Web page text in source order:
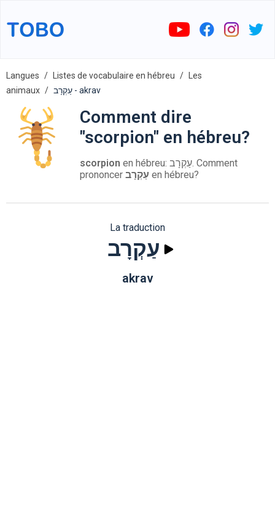
Langues Listes de vocabulaire en hébreu
Les
animaux
עַקְרָב - akrav
Comment dire
"scorpion" en hébreu?
scorpion en hébreu: עַקְרָב. Comment
prononcer עַקְרָב en hébreu?
La traduction
עַקְרָב
akrav